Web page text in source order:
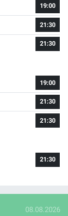
19:00
21:30
21:30
19:00
21:30
21:30
21:30
08.08.2026